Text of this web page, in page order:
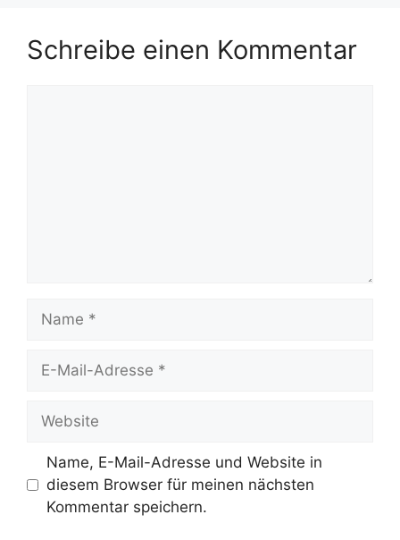
Schreibe einen Kommentar
Name
Website
Name, E-Mail-Adresse und Website in
diesem Browser für meinen nächsten
Kommentar speichern.